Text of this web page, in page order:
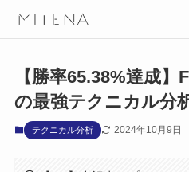
【勝率65.38%達成
の最強テクニカル分
テクニカル分析 2024年10月9日